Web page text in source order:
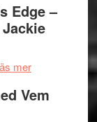
på
Roland
Pöntinen
Scensommar
Artipelag
bjuder
in
samtal
Edge –
merom
Filmrecension:
The
Vem